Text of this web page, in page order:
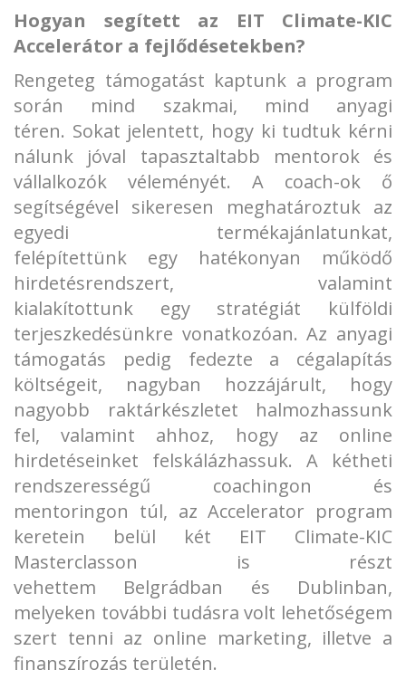
Hogyan segített az EIT Climate-KIC
Accelerátor a fejlődésetekben?
Rengeteg támogatást kaptunk a program
során mind szakmai, mind anyagi
téren. Sokat jelentett, hogy ki tudtuk kérni
nálunk jóval tapasztaltabb mentorok és
vállalkozók véleményét. A coach-ok ő
segítségével sikeresen meghatároztuk az
egyedi termékajánlatunkat,
felépítettünk egy hatékonyan működő
hirdetésrendszert, valamint
kialakítottunk egy stratégiát külföldi
terjeszkedésünkre vonatkozóan. Az anyagi
támogatás pedig fedezte a cégalapítás
költségeit, nagyban hozzájárult, hogy
nagyobb raktárkészletet halmozhassunk
fel, valamint ahhoz, hogy az online
hirdetéseinket felskálázhassuk. A kétheti
rendszerességű coachingon és
mentoringon túl, az Accelerator program
keretein belül két EIT Climate-KIC
Masterclasson is részt
vehettem Belgrádban és Dublinban,
melyeken további tudásra volt lehetőségem
szert tenni az online marketing, illetve a
finanszírozás területén.